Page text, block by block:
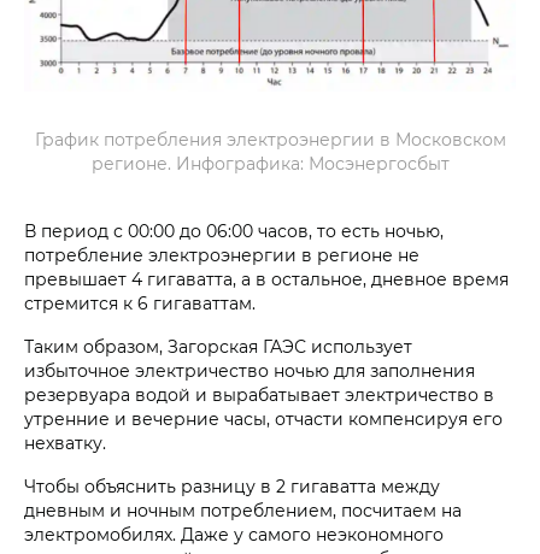
График потребления электроэнергии в Московском
регионе. Инфографика: Мосэнергосбыт
В период с 00:00 до 06:00 часов, то есть ночью,
потребление электроэнергии в регионе не
превышает 4 гигаватта, а в остальное, дневное время
стремится к 6 гигаваттам.
Таким образом, Загорская ГАЭС использует
избыточное электричество ночью для заполнения
резервуара водой и вырабатывает электричество в
утренние и вечерние часы, отчасти компенсируя его
нехватку.
Чтобы объяснить разницу в 2 гигаватта между
дневным и ночным потреблением, посчитаем на
электромобилях. Даже у самого неэкономного